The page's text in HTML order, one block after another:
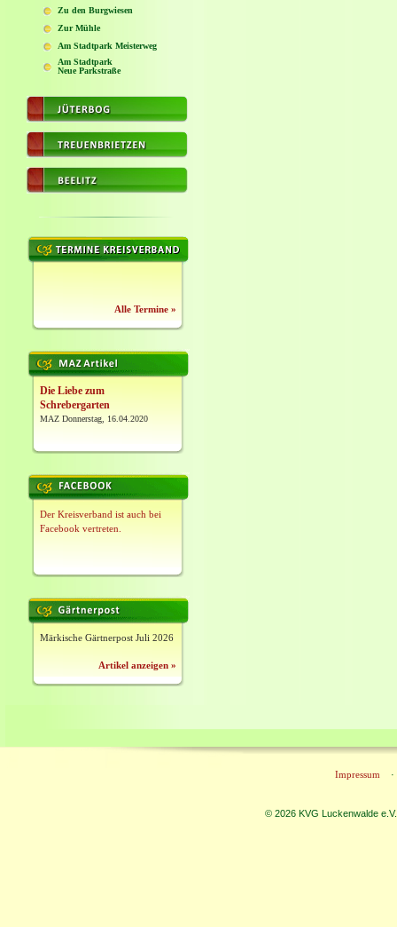
Zu den Burgwiesen
Zur Mühle
Am Stadtpark Meisterweg
Am Stadtpark
Neue Parkstraße
Alle Termine »
Die Liebe zum
Schrebergarten
MAZ Donnerstag, 16.04.2020
Der Kreisverband ist auch bei
Facebook vertreten.
Märkische Gärtnerpost Juli 2026
Artikel anzeigen »
Impressum
© 2026 KVG Luckenwalde